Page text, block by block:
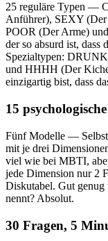
25 reguläre Typen —
Anführer), SEXY
POOR (Der Arme)
der so absurd ist, dass
Spezialtypen:
und HHHH (Der
einzigartig bist, dass
15
Fünf Modelle —
mit je drei
viel wie bei MBTI,
jede Dimension nur 2
Diskutabel. Gut
nennt? Absolut.
30 Fragen, 5